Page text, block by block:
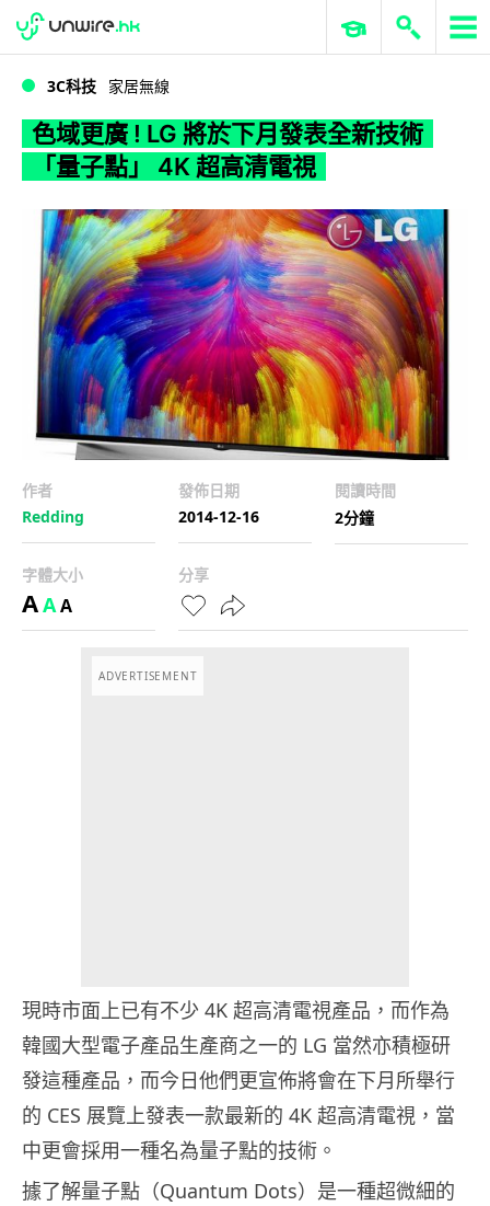
WWDC 2026 ERP 與商業 AI
3C科技 家居無線
色域更廣 ! LG 將於下月發表全新技術
「量子點」 4K 超高清電視
作者
Redding
發佈日期
2014-12-16
閱讀時間
2分鐘
字體大小
AAA
分享
ADVERTISEMENT
現時市面上已有不少 4K 超高清電視產品，而作為
韓國大型電子產品生產商之一的 LG 當然亦積極研
發這種產品，而今日他們更宣佈將會在下月所舉行
的 CES 展覽上發表一款最新的 4K 超高清電視，當
中更會採用一種名為量子點的技術。
據了解量子點（Quantum Dots）是一種超微細的